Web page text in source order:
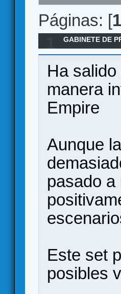
Páginas: [1
GABINETE DE
Kit
Ha
manera
Empire
Aunque
pasado
Este set
posibles